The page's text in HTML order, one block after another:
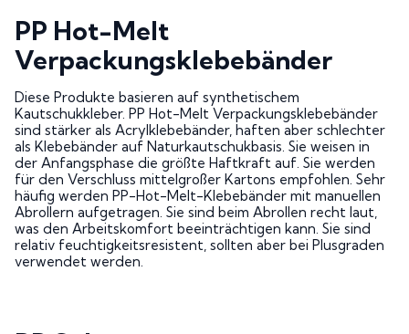
PP Hot-Melt
Verpackungsklebebänder
Diese Produkte basieren auf synthetischem
Kautschukkleber. PP Hot-Melt Verpackungsklebebänder
sind stärker als Acrylklebebänder, haften aber schlechter
als Klebebänder auf Naturkautschukbasis. Sie weisen in
der Anfangsphase die größte Haftkraft auf. Sie werden
für den Verschluss mittelgroßer Kartons empfohlen. Sehr
häufig werden PP-Hot-Melt-Klebebänder mit manuellen
Abrollern aufgetragen. Sie sind beim Abrollen recht laut,
was den Arbeitskomfort beeinträchtigen kann. Sie sind
relativ feuchtigkeitsresistent, sollten aber bei Plusgraden
verwendet werden.